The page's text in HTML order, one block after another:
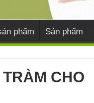
phẩm Sản phẩm
CHO